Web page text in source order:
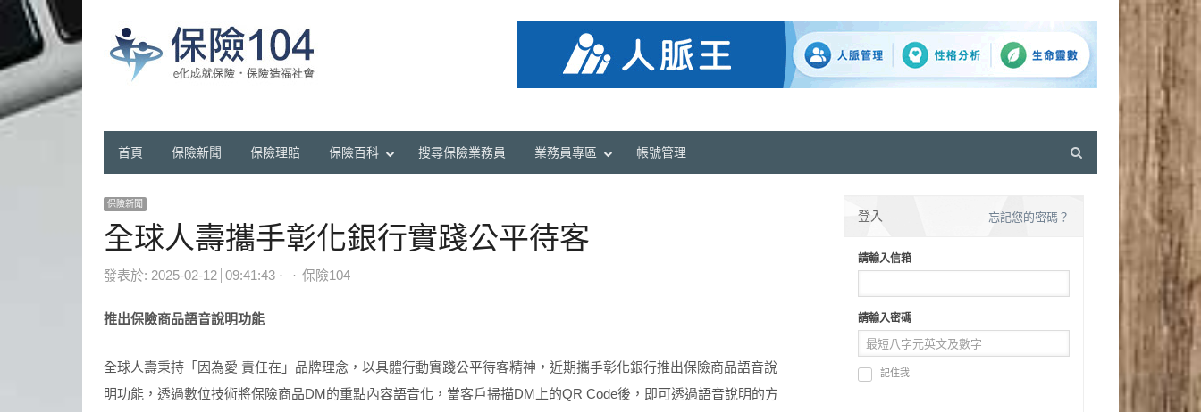
首頁 保險新聞 保險理賠 保險百科 搜尋保險業務員 業務員專區 帳號管理
search
保險新聞
全球人壽攜手彰化銀行實踐公平待客
發表於: 2025-02-12 09:41:43 Author
保險104
推出保險商品語音說明功能
全球人壽秉持「因為愛 責任在」品牌理念，以具體行動實踐公平待客精神，近期攜手彰化銀行推出保險商品語音說
明功能，透過數位技術將保險商品DM的重點內容語音化，當客戶掃描DM上的QR Code後，即可透過語音說明的方
登入 忘記您的密碼？
請輸入信箱
請輸入密碼
記住我